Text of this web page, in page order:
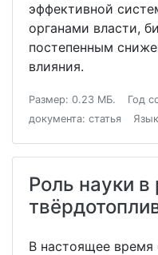
эффективной
органами власти,
постепенным
влияния.
Размер: 0.23 МБ. Год
документа: статья
Роль науки в
В настоящее время